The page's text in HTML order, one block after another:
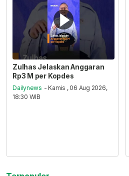
Zulhas Jelaskan Anggaran
Rp3 M per Kopdes
Dailynews - Kamis , 06 Aug 2026,
18:30 WIB